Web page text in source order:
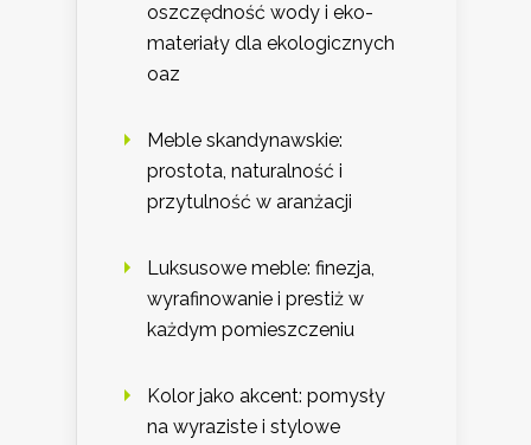
oszczędność wody i eko-
materiały dla ekologicznych
oaz
Meble skandynawskie:
prostota, naturalność i
przytulność w aranżacji
Luksusowe meble: finezja,
wyrafinowanie i prestiż w
każdym pomieszczeniu
Kolor jako akcent: pomysły
na wyraziste i stylowe